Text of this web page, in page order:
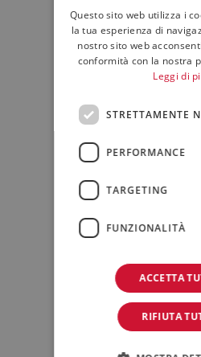
Patrimoni
Questo sito web utilizza i
la tua esperienza di
nostro sito web
conformità con la nostra
Leggi di
STRETTAMENTE
PERFORMANCE
TARGETING
FUNZIONALITÀ
ACCETTA
RIFIUTA